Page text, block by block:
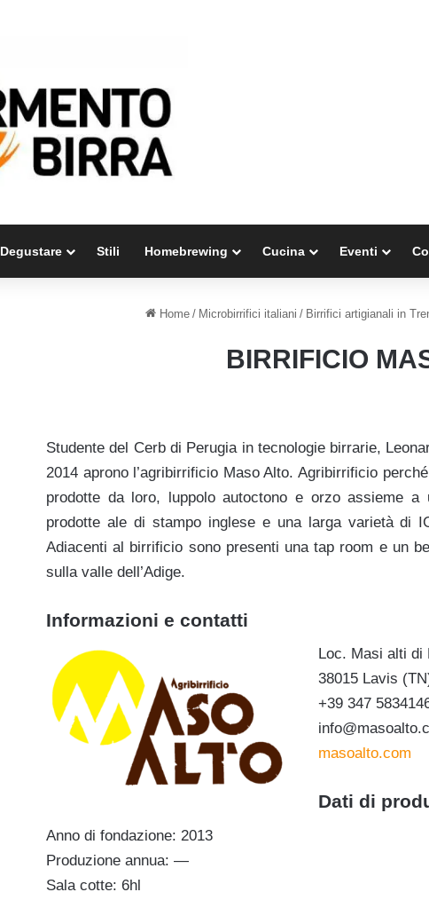
Degustare Stili Homebrewing Cucina Eventi
Home / Microbirrifici italiani / Birrifici artigianali in
BIRRIFICIO
Studente del Cerb di Perugia in tecnologie birrarie,
2014 aprono l’agribirrificio Maso Alto. Agribirrificio
prodotte da loro, luppolo autoctono e orzo assieme a
prodotte ale di stampo inglese e una larga varietà di
Adiacenti al birrificio sono presenti una tap room e un
sulla valle dell’Adige.
Informazioni e contatti
Loc. Masi alti di
38015 Lavis
+39 347
masoalto.com
Dati di
Anno di fondazione: 2013
Produzione annua: —
Sala cotte: 6hl